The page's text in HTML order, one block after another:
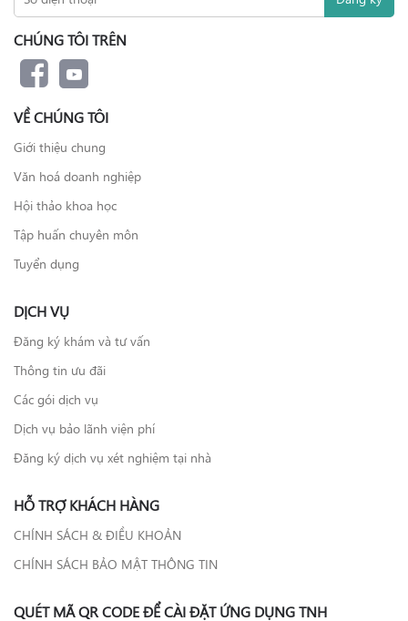
CHÚNG TÔI TRÊN
VỀ CHÚNG TÔI
Giới thiệu chung
Văn hoá doanh nghiệp
Hội thảo khoa học
Tập huấn chuyên môn
Tuyển dụng
DỊCH VỤ
Đăng ký khám và tư vấn
Thông tin ưu đãi
Các gói dịch vụ
Dịch vụ bảo lãnh viện phí
Đăng ký dịch vụ xét nghiệm tại nhà
HỖ TRỢ KHÁCH HÀNG
CHÍNH SÁCH & ĐIỀU KHOẢN
CHÍNH SÁCH BẢO MẬT THÔNG TIN
QUÉT MÃ QR CODE ĐỂ CÀI ĐẶT ỨNG DỤNG TNH